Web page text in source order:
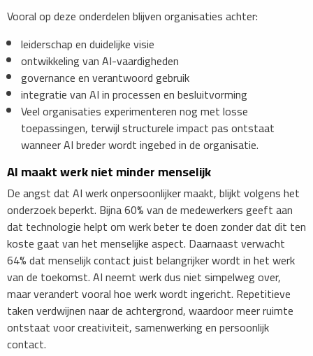
Vooral op deze onderdelen blijven organisaties achter:
leiderschap en duidelijke visie
ontwikkeling van AI-vaardigheden
governance en verantwoord gebruik
integratie van AI in processen en besluitvorming
Veel organisaties experimenteren nog met losse
toepassingen, terwijl structurele impact pas ontstaat
wanneer AI breder wordt ingebed in de organisatie.
AI maakt werk niet minder menselijk
De angst dat AI werk onpersoonlijker maakt, blijkt volgens het
onderzoek beperkt. Bijna 60% van de medewerkers geeft aan
dat technologie helpt om werk beter te doen zonder dat dit ten
koste gaat van het menselijke aspect. Daarnaast verwacht
64% dat menselijk contact juist belangrijker wordt in het werk
van de toekomst. AI neemt werk dus niet simpelweg over,
maar verandert vooral hoe werk wordt ingericht. Repetitieve
taken verdwijnen naar de achtergrond, waardoor meer ruimte
ontstaat voor creativiteit, samenwerking en persoonlijk
contact.